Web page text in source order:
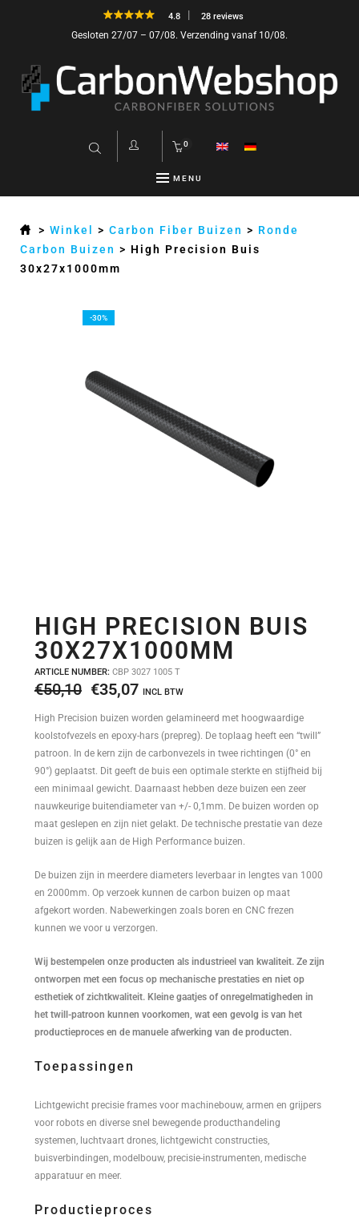
4.8 28 reviews
Gesloten 27/07 – 07/08. Verzending vanaf 10/08.
0
MENU
>Winkel >Carbon Fiber Buizen > Ronde
Carbon Buizen > High Precision Buis
30x27x1000mm
-30%
HIGH PRECISION BUIS
30X27X1000MM
ARTICLE NUMBER: CBP 3027 1005 T
€50,10 Oorspronkelijke
was:
€50,10.
€35,07Huidige
is:
€35,07.
INCL BTW
High Precision buizen worden gelamineerd met hoogwaardige
koolstofvezels en epoxy-hars (prepreg). De toplaag heeft een “twill”
patroon. In de kern zijn de carbonvezels in twee richtingen (0° en
90°) geplaatst. Dit geeft de buis een optimale sterkte en stijfheid bij
een minimaal gewicht. Daarnaast hebben deze buizen een zeer
nauwkeurige buitendiameter van +/- 0,1mm. De buizen worden op
maat geslepen en zijn niet gelakt. De technische prestatie van deze
buizen is gelijk aan de High Performance buizen.
De buizen zijn in meerdere diameters leverbaar in lengtes van 1000
en 2000mm. Op verzoek kunnen de carbon buizen op maat
afgekort worden. Nabewerkingen zoals boren en CNC frezen
kunnen we voor u verzorgen.
Wij bestempelen onze producten als industrieel van kwaliteit. Ze zijn
ontworpen met een focus op mechanische prestaties en niet op
esthetiek of zichtkwaliteit. Kleine gaatjes of onregelmatigheden in
het twill-patroon kunnen voorkomen, wat een gevolg is van het
productieproces en de manuele afwerking van de producten.
Toepassingen
Lichtgewicht precisie frames voor machinebouw, armen en grijpers
voor robots en diverse snel bewegende producthandeling
systemen, luchtvaart drones, lichtgewicht constructies,
buisverbindingen, modelbouw, precisie-instrumenten, medische
apparatuur en meer.
Productieproces